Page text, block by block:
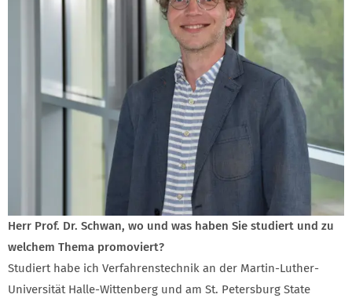
Herr Prof. Dr. Schwan, wo und was haben Sie studiert und zu
welchem Thema promoviert?
Studiert habe ich Verfahrenstechnik an der Martin-Luther-
Universität Halle-Wittenberg und am St. Petersburg State